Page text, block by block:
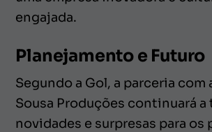
engajada.
Planejamento e Futuro
Segundo a Gol, a parceria com
Sousa Produções continuará a
novidades e surpresas para os